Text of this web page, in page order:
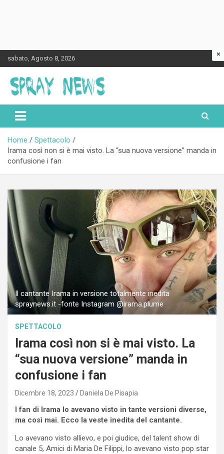
to
content
sabato, Agosto 8, 2026
Spraynews.it
Home
Spettacolo
Irama così non si è mai visto. La “sua nuova versione” manda in
confusione i fan
Il cantante Irama in versione totalmente inedita
spraynews.it -fonte Instagram @irama.plume
SPETTACOLO
Irama così non si è mai visto. La
“sua nuova versione” manda in
confusione i fan
Dicembre 18, 2023 Daniela De Pisapia
I fan di Irama lo avevano visto in tante versioni diverse,
ma così mai. Ecco la veste inedita del cantante.
Lo avevano visto allievo, e poi giudice, del talent show di
canale 5, Amici di Maria De Filippi, lo avevano visto pop star
×